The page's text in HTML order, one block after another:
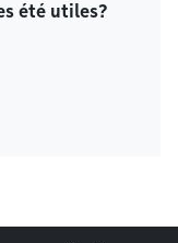
été utiles?